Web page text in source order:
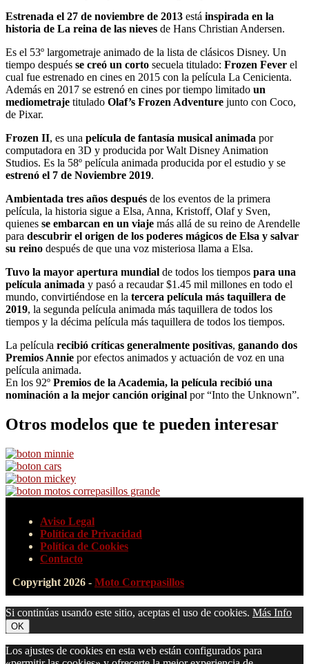
Estrenada el 27 de noviembre de 2013 está inspirada en la
historia de La reina de las nieves de Hans Christian Andersen.
Es el 53º largometraje animado de la lista de clásicos Disney. Un
tiempo después se creó un corto secuela titulado: Frozen Fever el
cual fue estrenado en cines en 2015 con la película La Cenicienta.
Además en 2017 se estrenó en cines por tiempo limitado un
mediometraje titulado Olaf’s Frozen Adventure junto con Coco,
de Pixar.
Frozen II, es una película de fantasía musical animada por
computadora en 3D y producida por Walt Disney Animation
Studios. Es la 58º película animada producida por el estudio y se
estrenó el 7 de Noviembre 2019.
Ambientada tres años después de los eventos de la primera
película, la historia sigue a Elsa, Anna, Kristoff, Olaf y Sven,
quienes se embarcan en un viaje más allá de su reino de Arendelle
para descubrir el origen de los poderes mágicos de Elsa y salvar
su reino después de que una voz misteriosa llama a Elsa.
Tuvo la mayor apertura mundial de todos los tiempos para una
película animada y pasó a recaudar $1.45 mil millones en todo el
mundo, convirtiéndose en la tercera película más taquillera de
2019, la segunda película animada más taquillera de todos los
tiempos y la décima película más taquillera de todos los tiempos.
La película recibió críticas generalmente positivas, ganando dos
Premios Annie por efectos animados y actuación de voz en una
película animada.
En los 92º Premios de la Academia, la película recibió una
nominación a la mejor canción original por “Into the Unknown”.
Otros modelos que te pueden interesar
Aviso Legal
Política de Privacidad
Política de Cookies
Contacto
Copyright 2026 - Moto Correpasillos
Si continúas usando este sitio, aceptas el uso de cookies. Más Info
OK
Los ajustes de cookies en esta web están configurados para